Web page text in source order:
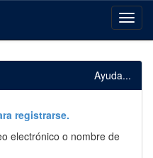
Ayuda...
registrarse.
electrónico o nombre de